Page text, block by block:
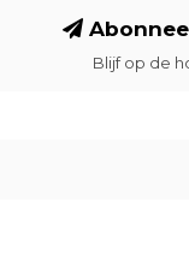
Blijf op de